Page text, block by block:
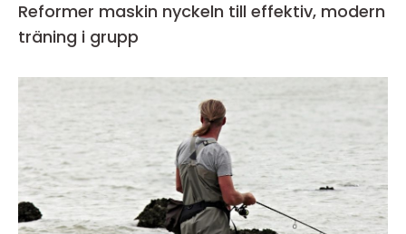
Reformer maskin nyckeln till effektiv, modern
träning i grupp